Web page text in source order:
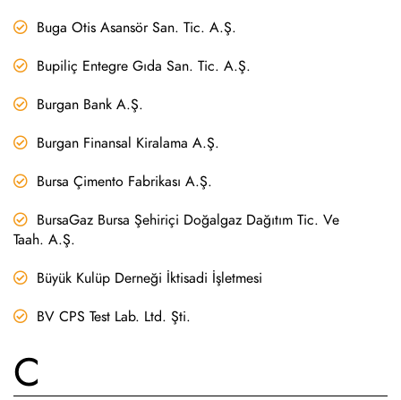
Buga Otis Asansör San. Tic. A.Ş.
Bupiliç Entegre Gıda San. Tic. A.Ş.
Burgan Bank A.Ş.
Burgan Finansal Kiralama A.Ş.
Bursa Çimento Fabrikası A.Ş.
BursaGaz Bursa Şehiriçi Doğalgaz Dağıtım Tic. Ve
Taah. A.Ş.
Büyük Kulüp Derneği İktisadi İşletmesi
BV CPS Test Lab. Ltd. Şti.
C